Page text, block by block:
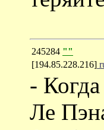
245284 ""
[194.85.228.216]
-
Ле